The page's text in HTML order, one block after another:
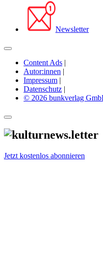
Newsletter
Content Ads |
Autor:innen |
Impressum |
Datenschutz |
© 2026 bunkverlag
Jetzt kostenlos abonnieren